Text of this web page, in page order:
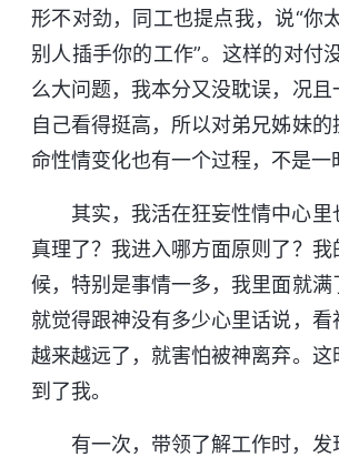
形不对劲，同工也提点我，说“你
别人插手你的工作”。这样的对付
么大问题，我本分又没耽误，况
自己看得挺高，所以对弟兄姊妹
命性情变化也有一个过程，不是一
其实，我活在狂妄性情中心
真理了？我进入哪方面原则了？
候，特别是事情一多，我里面就
就觉得跟神没有多少心里话说，
越来越远了，就害怕被神离弃。
到了我。
有一次，带领了解工作时，